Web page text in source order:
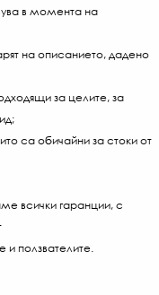
в момента на
на описанието, дадено
за целите, за
са обичайни за стоки от
всички гаранции, с
и ползвателите.